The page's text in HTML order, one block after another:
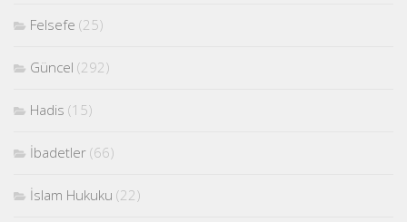
Felsefe (25)
Güncel (292)
Hadis (15)
İbadetler (66)
İslam Hukuku (22)